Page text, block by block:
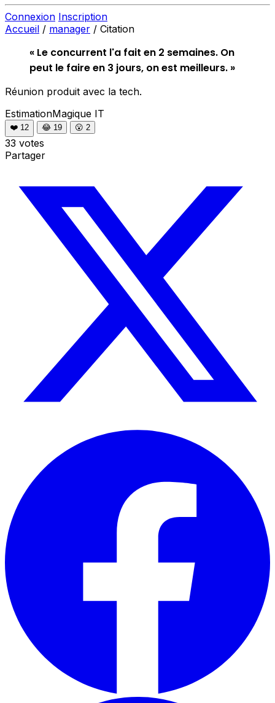
Connexion Inscription
Accueil / manager / Citation
« Le concurrent l'a fait en 2 semaines. On
peut le faire en 3 jours, on est meilleurs. »
Réunion produit avec la tech.
EstimationMagique IT
❤️ 12 😂 19 😮 2
33 votes
Partager